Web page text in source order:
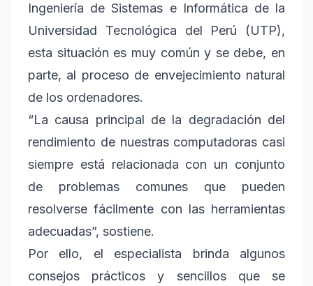
Ingeniería de Sistemas e Informática de la
Universidad Tecnológica del Perú (UTP),
esta situación es muy común y se debe, en
parte, al proceso de envejecimiento natural
de los ordenadores.
“La causa principal de la degradación del
rendimiento de nuestras computadoras casi
siempre está relacionada con un conjunto
de problemas comunes que pueden
resolverse fácilmente con las herramientas
adecuadas”, sostiene.
Por ello, el especialista brinda algunos
consejos prácticos y sencillos que se